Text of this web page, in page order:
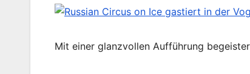
Mit einer glanzvollen Aufführung